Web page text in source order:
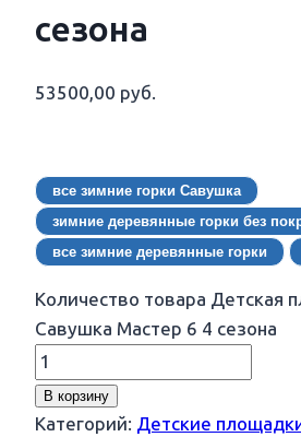
сезона
53500,00 руб.
все зимние горки Савушка
зимние деревянные горки без
все зимние деревянные горки
Количество товара Детская
Савушка Мастер 6 4 сезона
В корзину
Категорий: Детские